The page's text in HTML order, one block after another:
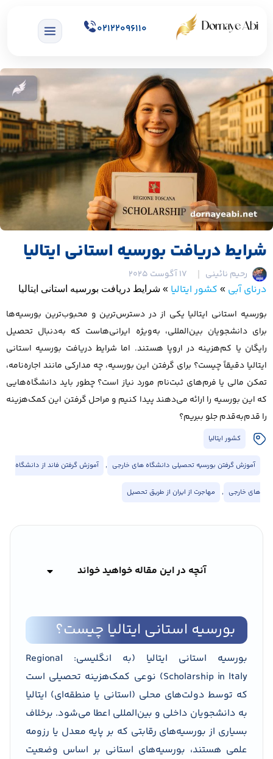
02122096110
شرایط دریافت بورسیه استانی ایتالیا
رحیم نائینی 17 آگوست 2025
درنای آبی » کشور ایتالیا » شرایط دریافت بورسیه استانی ایتالیا
بورسیه استانی ایتالیا یکی از در دسترس‌ترین و محبوب‌ترین بورسیه‌ها
برای دانشجویان بین‌المللی، به‌ویژه ایرانی‌هاست که به‌دنبال تحصیل
رایگان یا کم‌هزینه در اروپا هستند. اما شرایط دریافت بورسیه استانی
ایتالیا دقیقاً چیست؟ برای گرفتن این بورسیه، چه مدارکی مانند اجاره‌نامه،
تمکن مالی یا فرم‌های ثبت‌نام مورد نیاز است؟ چطور باید دانشگاه‌هایی
که این بورسیه را ارائه می‌دهند پیدا کنیم و مراحل گرفتن این کمک‌هزینه
را قدم‌به‌قدم جلو ببریم؟
کشور ایتالیا
آموزش گرفتن بورسیه تحصیلی دانشگاه های خارجی , آموزش گرفتن فاند از دانشگاه
های خارجی , مهاجرت از ایران از طریق تحصیل
آنچه در این مقاله خواهید خواند
بورسیه استانی ایتالیا چیست؟
بورسیه استانی ایتالیا (به انگلیسی: Regional
Scholarship in Italy) نوعی کمک‌هزینه تحصیلی است
که توسط دولت‌های محلی (استانی یا منطقه‌ای) ایتالیا
به دانشجویان داخلی و بین‌المللی اعطا می‌شود. برخلاف
بسیاری از بورسیه‌های رقابتی که بر پایه معدل یا رزومه
علمی هستند، بورسیه‌های استانی بر اساس وضعیت